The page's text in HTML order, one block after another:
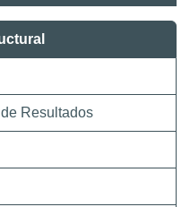
Resultados